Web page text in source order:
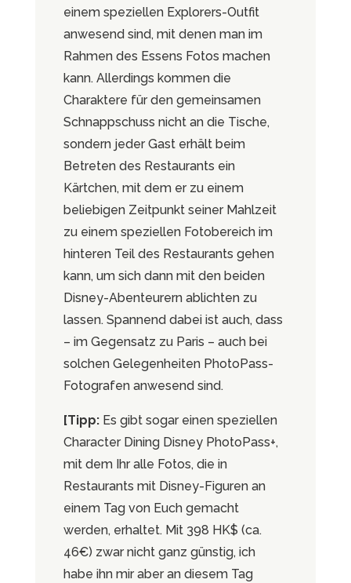
einem speziellen Explorers-Outfit
anwesend sind, mit denen man im
Rahmen des Essens Fotos machen
kann. Allerdings kommen die
Charaktere für den gemeinsamen
Schnappschuss nicht an die Tische,
sondern jeder Gast erhält beim
Betreten des Restaurants ein
Kärtchen, mit dem er zu einem
beliebigen Zeitpunkt seiner Mahlzeit
zu einem speziellen Fotobereich im
hinteren Teil des Restaurants gehen
kann, um sich dann mit den beiden
Disney-Abenteurern ablichten zu
lassen. Spannend dabei ist auch, dass
– im Gegensatz zu Paris – auch bei
solchen Gelegenheiten PhotoPass-
Fotografen anwesend sind.
[Tipp:Es gibt sogar einen speziellen
Character Dining Disney PhotoPass+,
mit dem Ihr alle Fotos, die in
Restaurants mit Disney-Figuren an
einem Tag von Euch gemacht
werden, erhaltet. Mit 398 HK$ (ca.
46€) zwar nicht ganz günstig, ich
habe ihn mir aber an diesem Tag